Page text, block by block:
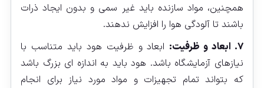
همچنین، مواد سازنده باید غیر سمی و بدون ایجاد ذرات
باشند تا آلودگی هوا را افزایش ندهند.
۷. ابعاد و ظرفیت:
ابعاد و ظرفیت هود باید متناسب با
نیازهای آزمایشگاه باشد. هود باید به اندازه‌ ای بزرگ باشد
که بتواند تمام تجهیزات و مواد مورد نیاز برای انجام